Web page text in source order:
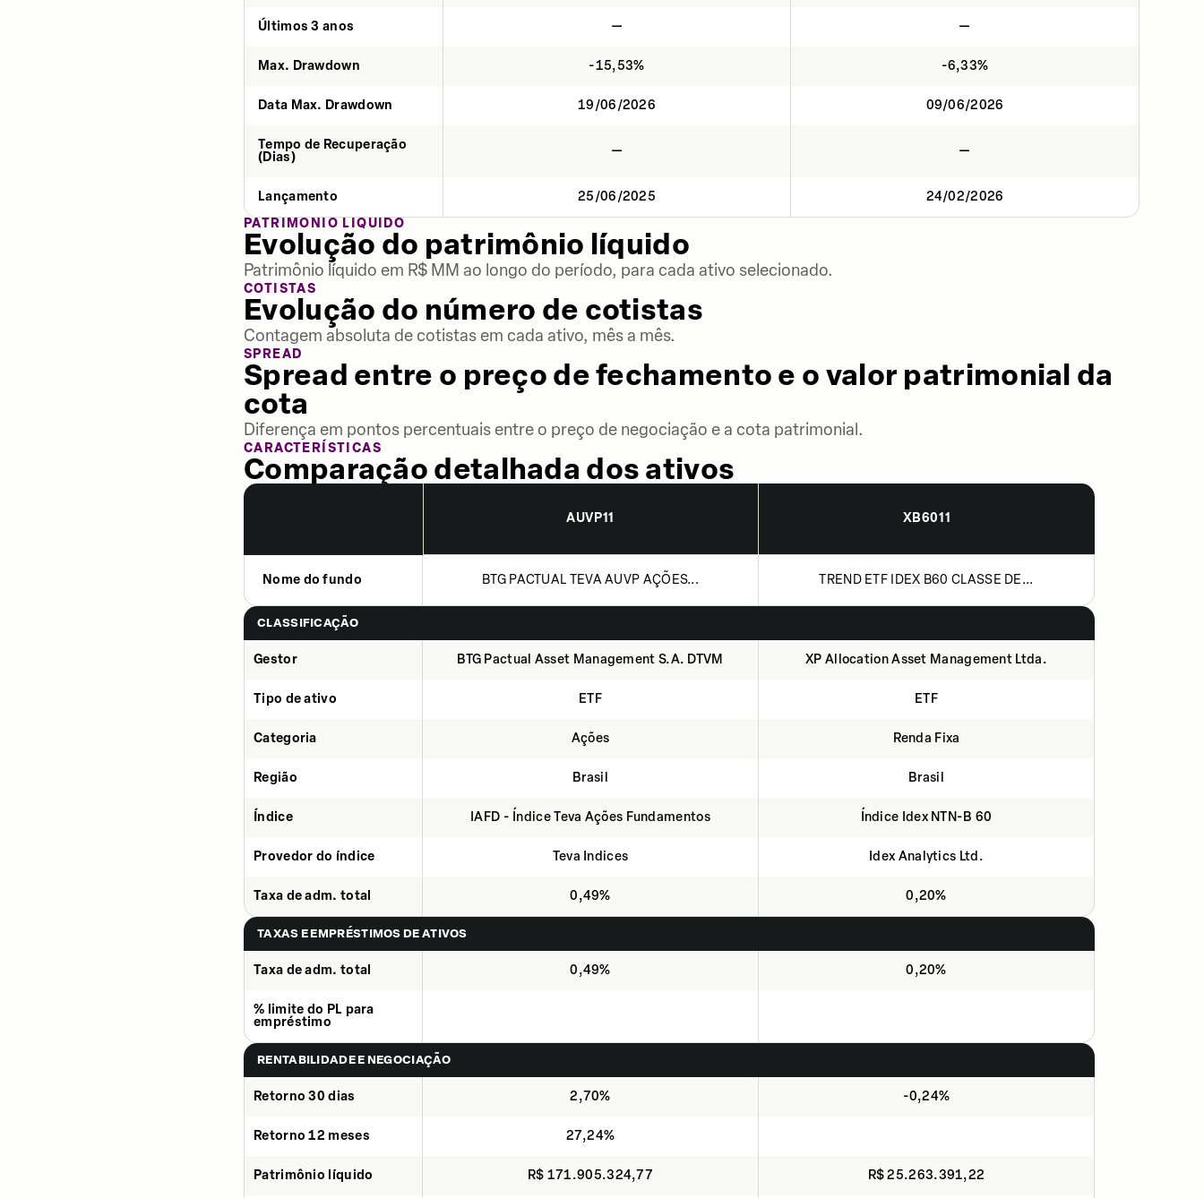
Últimos 3 anos — —
Max. Drawdown -15,53% -6,33%
Data Max. Drawdown 19/06/2026 09/06/2026
Tempo de Recuperação
(Dias)
— —
Lançamento 25/06/2025
24/02/2026
PATRIMÔNIO LÍQUIDO
Evolução do patrimônio líquido
Patrimônio líquido em R$ MM ao longo do período, para cada ativo selecionado.
COTISTAS
Evolução do número de cotistas
Contagem absoluta de cotistas em cada ativo, mês a mês.
SPREAD
Spread entre o preço de fechamento e o valor patrimonial da
cota
Diferença em pontos percentuais entre o preço de negociação e a cota patrimonial.
CARACTERÍSTICAS
Comparação detalhada dos ativos
AUVP11 XB6011
Nome do fundo BTG PACTUAL TEVA AUVP AÇÕES... TREND ETF IDEX B60 CLASSE DE...
CLASSIFICAÇÃO
Gestor BTG Pactual Asset Management S.A. DTVM XP Allocation Asset Management Ltda.
Tipo de ativo ETF ETF
Categoria Ações Renda Fixa
Região Brasil Brasil
Índice IAFD - Índice Teva Ações Fundamentos Índice Idex NTN-B 60
Provedor do índice Teva Indices Idex Analytics Ltd.
Taxa de adm. total 0,49% 0,20%
TAXAS E EMPRÉSTIMOS DE ATIVOS
Taxa de adm. total 0,49% 0,20%
% limite do PL para
empréstimo
RENTABILIDADE E NEGOCIAÇÃO
Retorno 30 dias 2,70% -0,24%
Retorno 12 meses 27,24%
Patrimônio líquido R$ 171.905.324,77 R$ 25.263.391,22